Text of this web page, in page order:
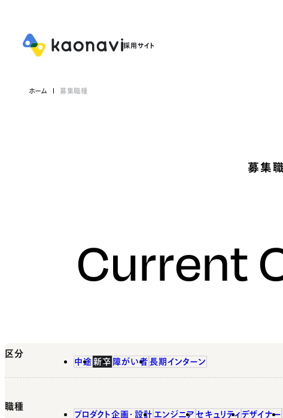
ホーム 募集職種
募集
Current
区分
中途 新卒 障がい者 長期インターン
職種
プロダクト企画・設計 エンジニア セキュリティ デザイナー